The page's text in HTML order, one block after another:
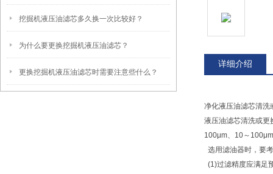
挖掘机液压油滤芯多久换一次比较好？
为什么要更换挖掘机液压油滤芯？
更换挖掘机液压油滤芯时需要注意些什么？
详细介绍
净化液压油滤芯清洗
液压油滤芯清洗或更
100μm、10～
选用滤油器时，要
(1)过滤精度应满足